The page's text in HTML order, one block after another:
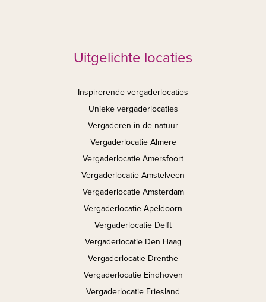
Uitgelichte locaties
Inspirerende vergaderlocaties
Unieke vergaderlocaties
Vergaderen in de natuur
Vergaderlocatie Almere
Vergaderlocatie Amersfoort
Vergaderlocatie Amstelveen
Vergaderlocatie Amsterdam
Vergaderlocatie Apeldoorn
Vergaderlocatie Delft
Vergaderlocatie Den Haag
Vergaderlocatie Drenthe
Vergaderlocatie Eindhoven
Vergaderlocatie Friesland